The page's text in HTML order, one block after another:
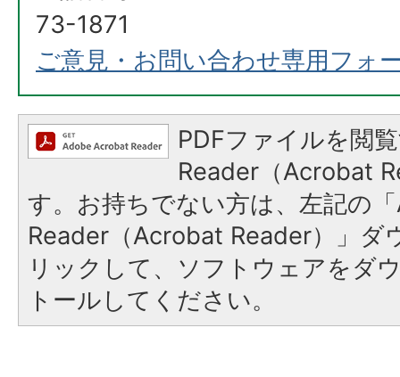
73-1871
ご意見・お問い合わせ専用フォ
PDFファイルを閲
Reader（Acrobat
す。お持ちでない方は、左記の
Reader（Acrobat Reader）」ダ
リックして、ソフトウェアをダ
トールしてください。